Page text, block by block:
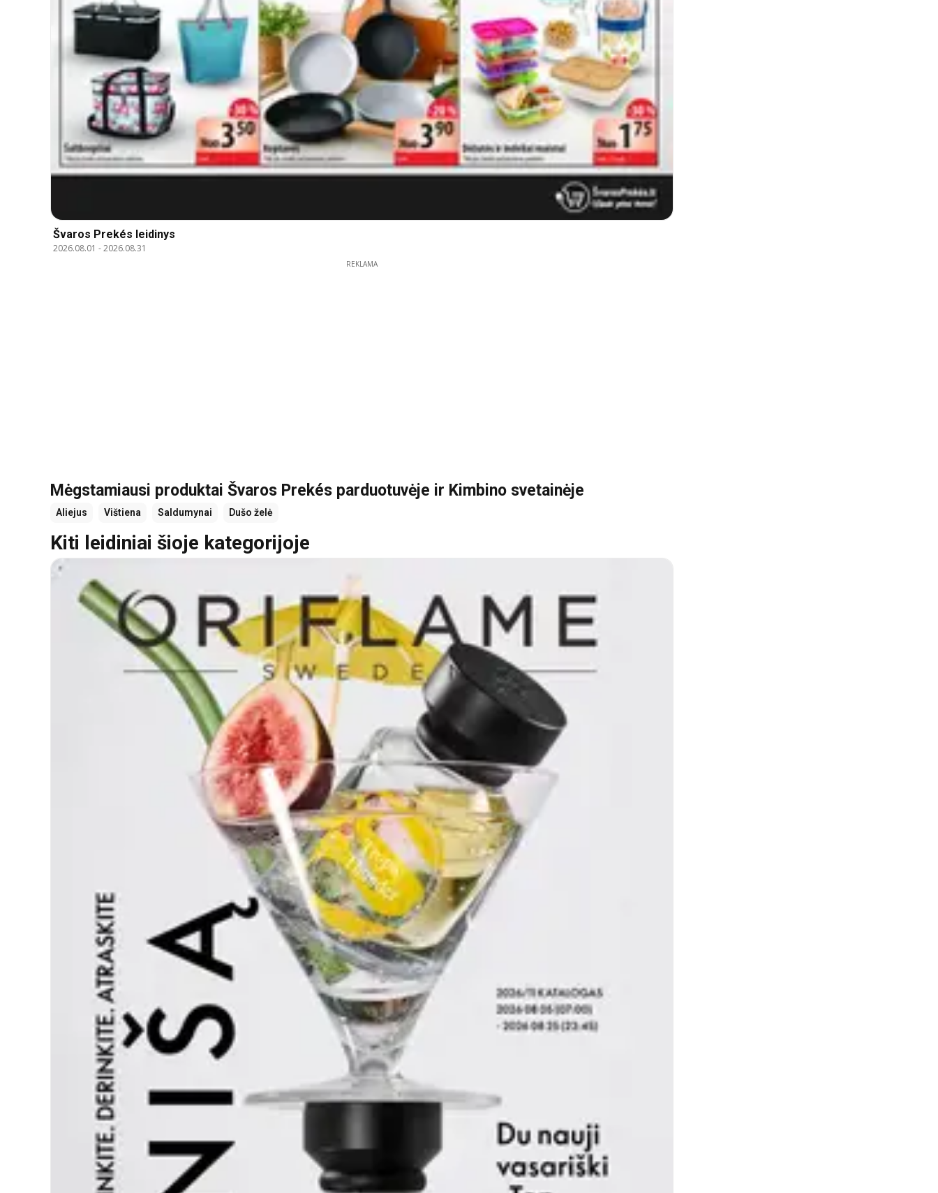
Švaros Prekés leidinys
2026.08.01 -2026.08.31
REKLAMA
Mėgstamiausi produktai Švaros Prekés parduotuvėje ir Kimbino svetainėje
Aliejus Vištiena Saldumynai Dušo želė
Kiti leidiniai šioje kategorijoje